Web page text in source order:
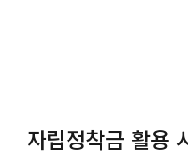
자립정착금 활용